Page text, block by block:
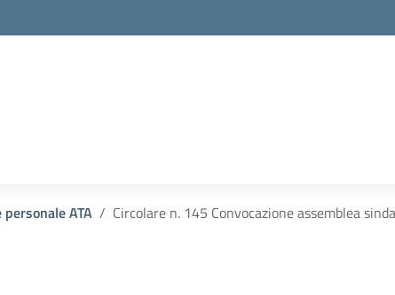
ATA Circolare n. 145 Convocazione assemblea